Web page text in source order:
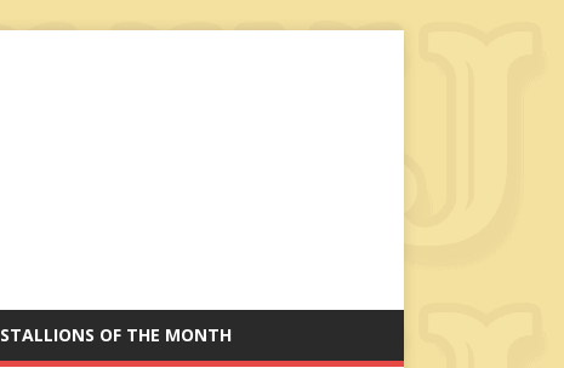
STALLIONS OF THE MONTH